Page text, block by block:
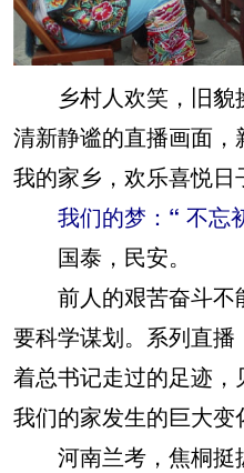
乡村人欢笑，旧貌
清新静谧的直播画面，
我的家乡，欢乐喜悦日
我们的梦：“ 不忘
国泰，民安。
前人的艰苦奋斗不
要科学谋划。系列直
着总书记走过的足迹，
我们的家发生的巨大变
河南兰考，焦桐挺